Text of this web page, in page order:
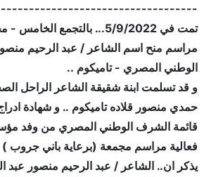
تمت في 5/9/2022... بالتجمع
مراسم منح اسم الشاعر / عبد الرحيم
الوطني المصري - تاميكوم ..
و قد تسلمت ابنة شقيقة الشاعر الراحل
حمدي منصور قلاده تاميكوم .. و شهادة
قائمة الشرف الوطني المصري من وفد
فعالية مراسم مجمعة (برعاية باني جروب )
يذكر ان.. الشاعر / عبد الرحيم منصور عبد